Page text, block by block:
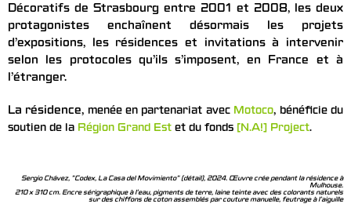
Décoratifs de Strasbourg entre 2001 et 2008, les deux
protagonistes enchaînent désormais les projets
d’expositions, les résidences et invitations à intervenir
selon les protocoles qu’ils s’imposent, en France et à
l’étranger.
La résidence, menée en partenariat avec Motoco, bénéficie du
soutien de la Région Grand Est et du fonds [N.A!] Project.
Sergio Chávez, "Codex, La Casa del Movimiento" (détail), 2024. Œuvre crée pendant la résidence à
Mulhouse.
210 x 310 cm. Encre sérigraphique à l'eau, pigments de terre, laine teinte avec des colorants naturels
sur des chiffons de coton assemblés par couture manuelle, feutrage à l'aiguille